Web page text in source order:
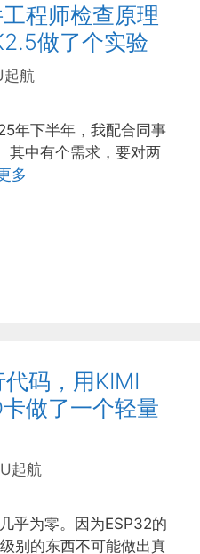
程师检查原理
做了个实验
起航
年下半年，我配合同事
其中有个需求，要对两
多
码，用KIMI
做了一个轻量
起航
乎为零。因为ESP32的
别的东西不可能做出真